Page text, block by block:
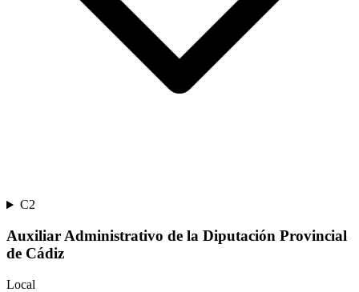
C2
Auxiliar Administrativo de la Diputación Provincial
de Cádiz
Local